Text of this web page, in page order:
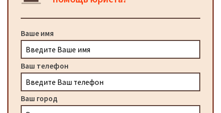
Ваше имя
Ваш телефон
Ваш город